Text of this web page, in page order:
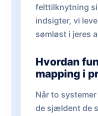
felttilknytning
indsigter, vi
sømløst i jeres
Hvordan
mapping i
Når to
de sjældent de